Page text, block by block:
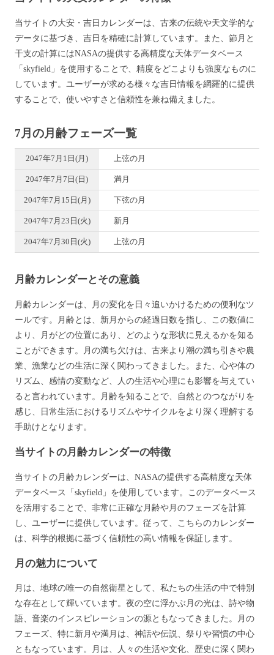
当サイトの大安・吉日カレンダーは、古来の伝統や天文学的な
データに基づき、吉日を精確に計算しています。また、節月と
干支の計算にはNASAの提供する高精度な天体データベース
「skyfield」を使用することで、精度をどこよりも強度なものに
しています。ユーザーが求める様々な吉日情報を網羅的に提供
することで、使いやすさと信頼性を兼ね備えました。
7月の月齢フェーズ一覧
2047年7月1日(月) 上弦の月
2047年7月7日(日) 満月
2047年7月15日(月) 下弦の月
2047年7月23日(火) 新月
2047年7月30日(火) 上弦の月
月齢カレンダーとその意義
月齢カレンダーは、月の変化を日々追いかけるための便利なツ
ールです。月齢とは、新月からの経過日数を指し、この数値に
より、月がどの位置にあり、どのような形状に見えるかを知る
ことができます。月の満ち欠けは、古来より潮の満ち引きや農
業、漁業などの生活に深く関わってきました。また、心や体の
リズム、感情の変動など、人の生活や心理にも影響を与えてい
ると言われています。月齢を知ることで、自然とのつながりを
感じ、日常生活におけるリズムやサイクルをより深く理解する
手助けとなります。
当サイトの月齢カレンダーの特徴
当サイトの月齢カレンダーは、NASAの提供する高精度な天体
データベース「skyfield」を使用しています。このデータベース
を活用することで、非常に正確な月齢や月のフェーズを計算
し、ユーザーに提供しています。従って、こちらのカレンダー
は、科学的根拠に基づく信頼性の高い情報を保証します。
月の魅力について
月は、地球の唯一の自然衛星として、私たちの生活の中で特別
な存在として輝いています。夜の空に浮かぶ月の光は、詩や物
語、音楽のインスピレーションの源ともなってきました。月の
フェーズ、特に新月や満月は、神話や伝説、祭りや習慣の中心
ともなっています。月は、人々の生活や文化、歴史に深く関わ